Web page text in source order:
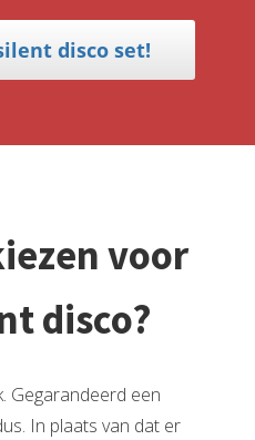
disco set!
voor
disco?
Gegarandeerd een
In plaats van dat er